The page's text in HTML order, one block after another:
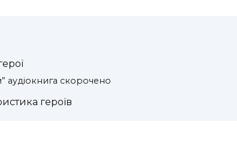
аудіокнига скорочено
героїв